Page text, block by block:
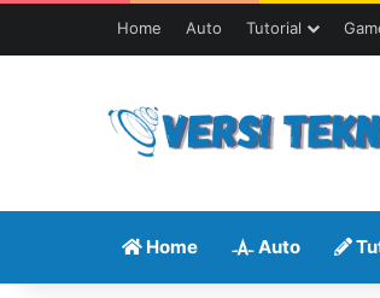
Home Auto Tutorial
Home Auto